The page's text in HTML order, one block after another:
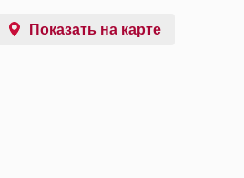
Показать на карте